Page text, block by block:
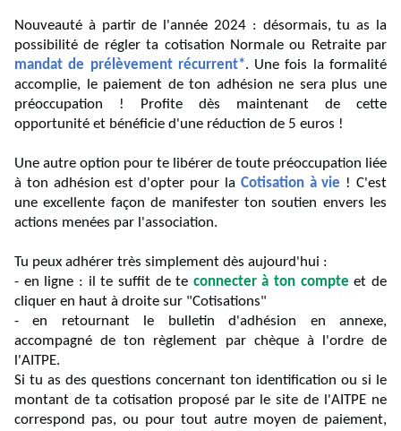
Nouveauté à partir de l'année 2024 : désormais, tu as la
possibilité de régler ta cotisation Normale ou Retraite par
mandat de prélèvement récurrent*. Une fois la formalité
accomplie, le paiement de ton adhésion ne sera plus une
préoccupation ! Profite dès maintenant de cette
opportunité et bénéficie d'une réduction de 5 euros !
Une autre option pour te libérer de toute préoccupation liée
à ton adhésion est d'opter pour la Cotisation à vie ! C'est
une excellente façon de manifester ton soutien envers les
actions menées par l'association.
Tu peux adhérer très simplement dès aujourd'hui :
- en ligne : il te suffit de te connecter à ton compte et de
cliquer en haut à droite sur "Cotisations"
- en retournant le bulletin d'adhésion en annexe,
accompagné de ton règlement par chèque à l'ordre de
l'AITPE.
Si tu as des questions concernant ton identification ou si le
montant de ta cotisation proposé par le site de l'AITPE ne
correspond pas, ou pour tout autre moyen de paiement,